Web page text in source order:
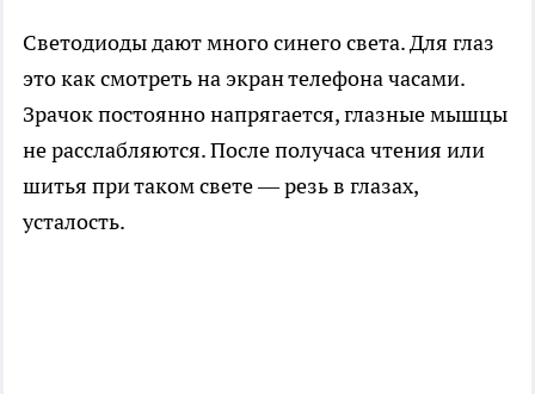
Светодиоды дают много синего света. Для глаз
это как смотреть на экран телефона часами.
Зрачок постоянно напрягается, глазные мышцы
не расслабляются. После получаса чтения или
шитья при таком свете — резь в глазах,
усталость.